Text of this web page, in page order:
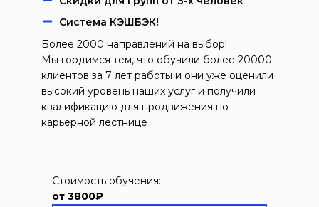
Система КЭШБЭК!
Более 2000 направлений на выбор!
Мы гордимся тем, что обучили более 20000
клиентов за 7 лет работы и они уже оценили
высокий уровень наших услуг и получили
квалификацию для продвижения по
карьерной лестнице
Стоимость обучения:
от 3800₽